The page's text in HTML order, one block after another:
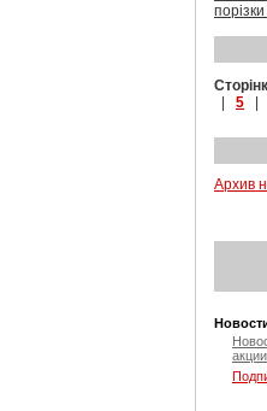
5
Архив
акции